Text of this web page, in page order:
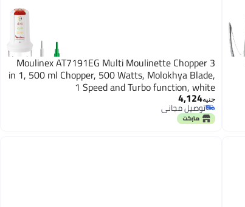
Moulinex AT7191EG Multi Moulinette Chopper 3
in 1, 500 ml Chopper, 500 Watts, Molokhya Blade,
1 Speed and Turbo function, white
جنيه4,124
توصيل مجاني
توصيل مجاني